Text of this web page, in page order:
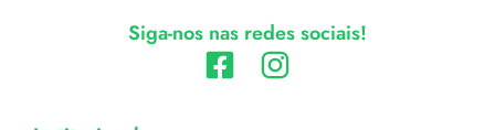
Siga-nos nas redes sociais!